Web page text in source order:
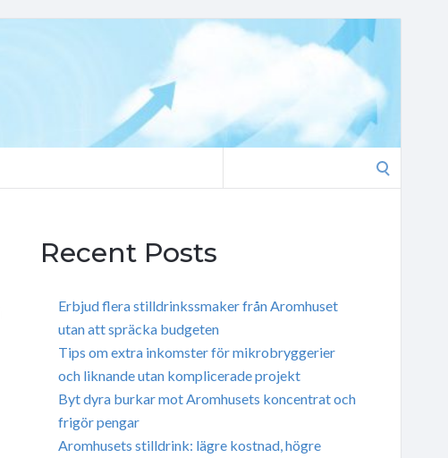
Recent Posts
Erbjud flera stilldrinkssmaker från Aromhuset
utan att spräcka budgeten
Tips om extra inkomster för mikrobryggerier
och liknande utan komplicerade projekt
Byt dyra burkar mot Aromhusets koncentrat och
frigör pengar
Aromhusets stilldrink: lägre kostnad, högre